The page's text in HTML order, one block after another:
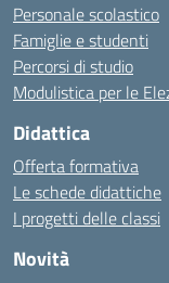
Personale scolastico
Famiglie e studenti
Percorsi di studio
Modulistica per le
Didattica
Offerta formativa
Le schede didattiche
I progetti delle classi
Novità